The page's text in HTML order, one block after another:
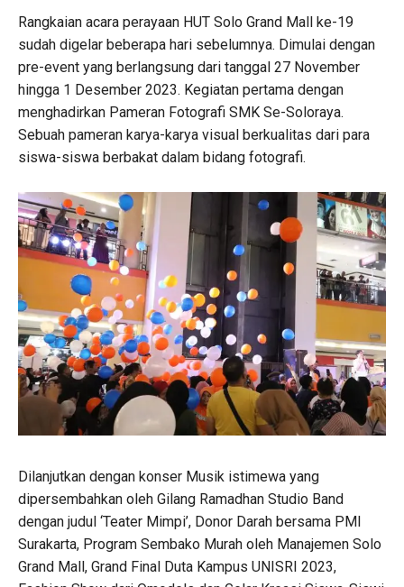
Rangkaian acara perayaan HUT Solo Grand Mall ke-19
sudah digelar beberapa hari sebelumnya. Dimulai dengan
pre-event yang berlangsung dari tanggal 27 November
hingga 1 Desember 2023. Kegiatan pertama dengan
menghadirkan Pameran Fotografi SMK Se-Soloraya.
Sebuah pameran karya-karya visual berkualitas dari para
siswa-siswa berbakat dalam bidang fotografi.
Dilanjutkan dengan konser Musik istimewa yang
dipersembahkan oleh Gilang Ramadhan Studio Band
dengan judul ‘Teater Mimpi’, Donor Darah bersama PMI
Surakarta, Program Sembako Murah oleh Manajemen Solo
Grand Mall, Grand Final Duta Kampus UNISRI 2023,